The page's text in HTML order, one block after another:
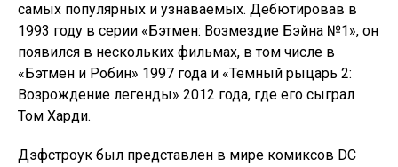
самых популярных и узнаваемых. Дебютировав в
1993 году в серии «Бэтмен: Возмездие Бэйна №1», он
появился в нескольких фильмах, в том числе в
«Бэтмен и Робин» 1997 года и «Темный рыцарь 2:
Возрождение легенды» 2012 года, где его сыграл
Том Харди.
Дэфстроук был представлен в мире комиксов DC